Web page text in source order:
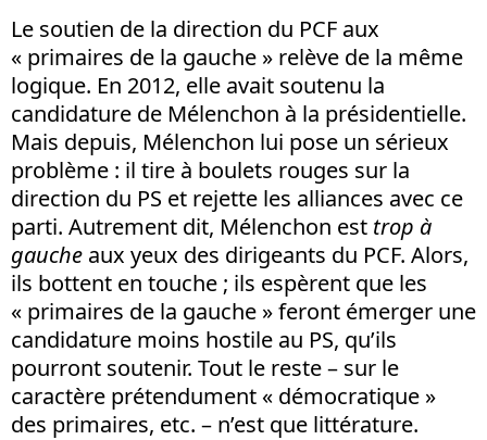
Le soutien de la direction du PCF aux
« primaires de la gauche » relève de la même
logique. En 2012, elle avait soutenu la
candidature de Mélenchon à la présidentielle.
Mais depuis, Mélenchon lui pose un sérieux
problème : il tire à boulets rouges sur la
direction du PS et rejette les alliances avec ce
parti. Autrement dit, Mélenchon est trop à
gauche aux yeux des dirigeants du PCF. Alors,
ils bottent en touche ; ils espèrent que les
« primaires de la gauche » feront émerger une
candidature moins hostile au PS, qu’ils
pourront soutenir. Tout le reste – sur le
caractère prétendument « démocratique »
des primaires, etc. – n’est que littérature.